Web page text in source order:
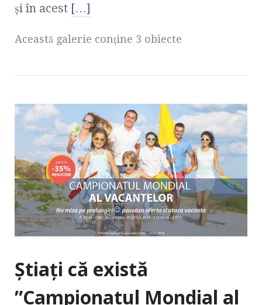
și în acest […]
Această galerie conţine 3 obiecte
Știați că există
”Campionatul Mondial al